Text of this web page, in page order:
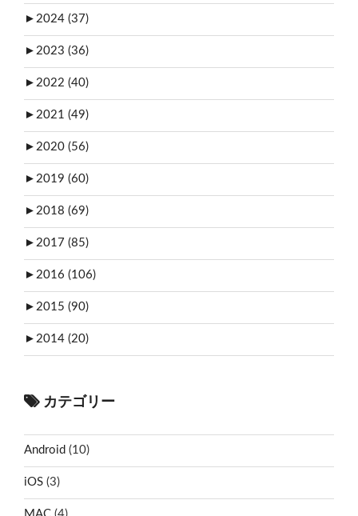
► 2024 (37)
► 2023 (36)
► 2022 (40)
► 2021 (49)
► 2020 (56)
► 2019 (60)
► 2018 (69)
► 2017 (85)
► 2016 (106)
► 2015 (90)
► 2014 (20)
カテゴリー
Android (10)
iOS (3)